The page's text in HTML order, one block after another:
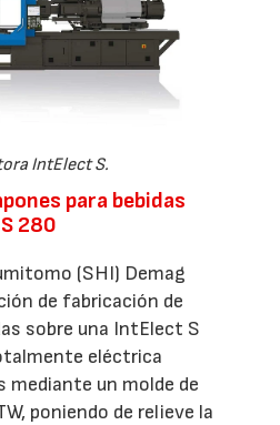
IntElect S.
para bebidas
280
(SHI) Demag
de fabricación de
sobre una IntElect S
eléctrica
mediante un molde de
poniendo de relieve la